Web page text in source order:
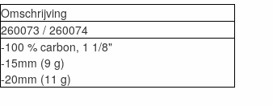
Omschrijving
260073 / 260074
-100 % carbon, 1 1/8"
-15mm (9 g)
-20mm (11 g)